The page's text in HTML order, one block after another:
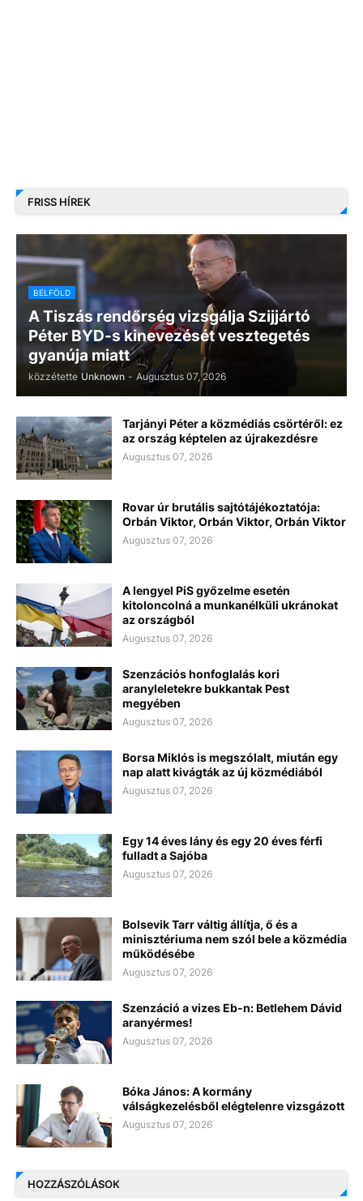
FRISS HÍREK
BELFÖLD
A Tiszás rendőrség vizsgálja Szijjártó
Péter BYD-s kinevezését vesztegetés
gyanúja miatt
közzétette Unknown - Augusztus 07, 2026
Tarjányi Péter a közmédiás csörtéről: ez
az ország képtelen az újrakezdésre
Augusztus 07, 2026
Rovar úr brutális sajtótájékoztatója:
Orbán Viktor, Orbán Viktor, Orbán Viktor
Augusztus 07, 2026
A lengyel PiS győzelme esetén
kitoloncolná a munkanélküli ukránokat
az országból
Augusztus 07, 2026
Szenzációs honfoglalás kori
aranyleletekre bukkantak Pest
megyében
Augusztus 07, 2026
Borsa Miklós is megszólalt, miután egy
nap alatt kivágták az új közmédiából
Augusztus 07, 2026
Egy 14 éves lány és egy 20 éves férfi
fulladt a Sajóba
Augusztus 07, 2026
Bolsevik Tarr váltig állítja, ő és a
minisztériuma nem szól bele a közmédia
működésébe
Augusztus 07, 2026
Szenzáció a vizes Eb-n: Betlehem Dávid
aranyérmes!
Augusztus 07, 2026
Bóka János: A kormány
válságkezelésből elégtelenre vizsgázott
Augusztus 07, 2026
HOZZÁSZÓLÁSOK